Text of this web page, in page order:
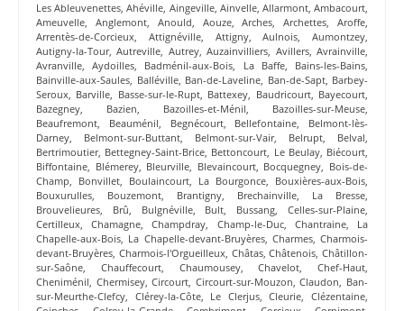
Les Ableuvenettes,Ahéville, Aingeville, Ainvelle, Allarmont,Ambacourt,
Ameuvelle, Anglemont, Anould, Aouze,Arches,Archettes,Aroffe,
Arrentès-de-Corcieux, Attignéville, Attigny,Aulnois, Aumontzey,
Autigny-la-Tour,Autreville, Autrey,Auzainvilliers, Avillers,Avrainville,
Avranville,Aydoilles, Badménil-aux-Bois, La Baffe, Bains-les-Bains,
Bainville-aux-Saules, Balléville, Ban-de-Laveline, Ban-de-Sapt, Barbey-
Seroux, Barville, Basse-sur-le-Rupt, Battexey, Baudricourt, Bayecourt,
Bazegney, Bazien, Bazoilles-et-Ménil, Bazoilles-sur-Meuse,
Beaufremont, Beauménil, Begnécourt, Bellefontaine, Belmont-lès-
Darney, Belmont-sur-Buttant, Belmont-sur-Vair, Belrupt, Belval,
Bertrimoutier, Bettegney-Saint-Brice, Bettoncourt, Le Beulay, Biécourt,
Biffontaine, Blémerey, Bleurville, Blevaincourt, Bocquegney, Bois-de-
Champ, Bonvillet, Boulaincourt, La Bourgonce, Bouxières-aux-Bois,
Bouxurulles, Bouzemont, Brantigny, Brechainville, La Bresse,
Brouvelieures, Brû, Bulgnéville, Bult, Bussang,Celles-sur-Plaine,
Certilleux,Chamagne,Champdray, Champ-le-Duc, Chantraine, La
Chapelle-aux-Bois, La Chapelle-devant-Bruyères, Charmes, Charmois-
devant-Bruyères, Charmois-l'Orgueilleux, Châtas,Châtenois, Châtillon-
sur-Saône, Chauffecourt, Chaumousey,Chavelot, Chef-Haut,
Cheniménil, Chermisey,Circourt, Circourt-sur-Mouzon,Claudon, Ban-
sur-Meurthe-Clefcy, Clérey-la-Côte, Le Clerjus,Cleurie,Clézentaine,